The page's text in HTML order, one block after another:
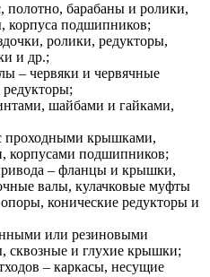
полотно, барабаны и ролики,
корпуса подшипников;
ролики, редукторы,
и др.;
– червяки и червячные
редукторы;
шайбами и гайками,
проходными крышками,
корпусами подшипников;
– фланцы и крышки,
валы, кулачковые муфты
конические редукторы и
или резиновыми
сквозные и глухие крышки;
– каркасы, несущие